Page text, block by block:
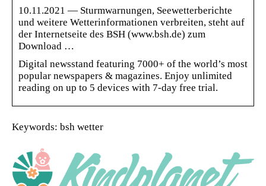
10.11.2021 — Sturmwarnungen, Seewetterberichte
und weitere Wetterinformationen verbreiten, steht auf
der Internetseite des BSH (www.bsh.de) zum
Download …
Digital newsstand featuring 7000+ of the world’s most
popular newspapers & magazines. Enjoy unlimited
reading on up to 5 devices with 7-day free trial.
Keywords: bsh wetter